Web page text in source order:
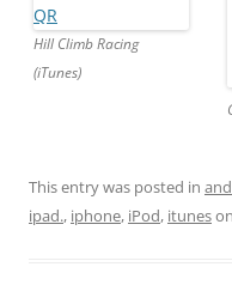
Hill Climb Racing
(iTunes)
This entry was posted in
ipad., iphone, iPod, ituneson